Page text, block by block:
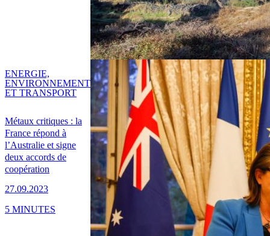
Métaux critiques : la
France répond à
l’Australie et signe
deux accords de
coopération
27.09.2023
ENERGIE,
ENVIRONNEMENT
ET TRANSPORT
5 MINUTES